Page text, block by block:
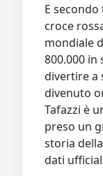
E
croce
mondiale
800.000 in
divertire a
divenuto
Tafazzi è
preso un
storia
dati